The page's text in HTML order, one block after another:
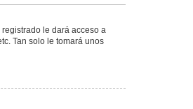
le dará acceso a
Tan solo le tomará unos